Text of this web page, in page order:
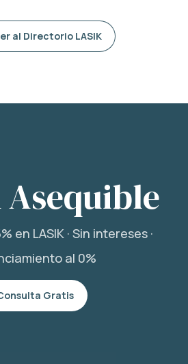
al Directorio LASIK
Asequible
en LASIK · Sin intereses ·
al 0%
Gratis